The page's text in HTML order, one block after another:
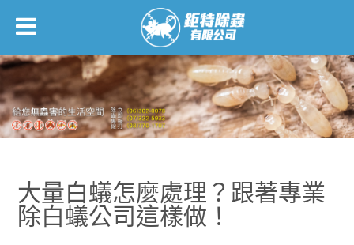
大量白蟻怎麼處理？跟著專業
除白蟻公司這樣做！